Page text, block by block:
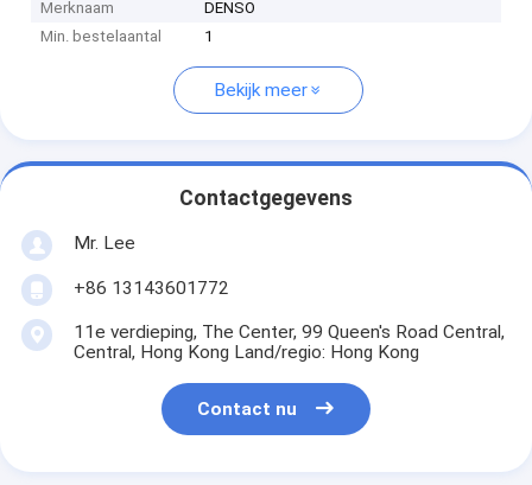
Merknaam
DENSO
Min. bestelaantal
1
Bekijk meer
Contactgegevens
Mr. Lee
+86 13143601772
11e verdieping, The Center, 99 Queen's Road Central,
Central, Hong Kong Land/regio: Hong Kong
Contact nu